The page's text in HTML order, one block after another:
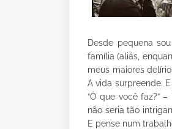
Desde pequena
família (aliás,
meus maiores
A vida surpreende.
“O que você faz?”
não seria tão
E pense num